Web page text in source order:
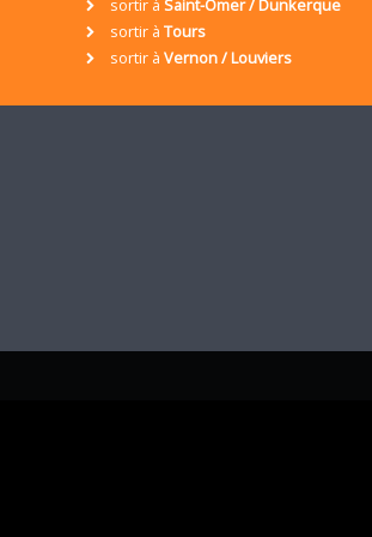
sortir à Saint-Omer / Dunkerque
sortir à Tours
sortir à Vernon / Louviers